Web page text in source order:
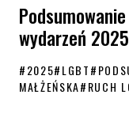
wydarzeń
#2025#LGBT#
MAŁŻEŃSKA#RUCH